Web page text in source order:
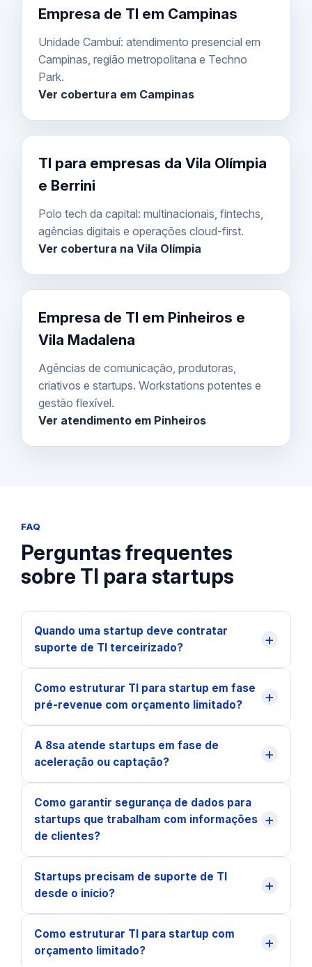
Empresa de TI em Campinas
Unidade Cambuí: atendimento presencial em
Campinas, região metropolitana e Techno
Park.
Ver cobertura em Campinas
TI para empresas da Vila Olímpia
e Berrini
Polo tech da capital: multinacionais, fintechs,
agências digitais e operações cloud-first.
Ver cobertura na Vila Olímpia
Empresa de TI em Pinheiros e
Vila Madalena
Agências de comunicação, produtoras,
criativos e startups. Workstations potentes e
gestão flexível.
Ver atendimento em Pinheiros
FAQ
Perguntas frequentes
sobre TI para startups
Quando uma startup deve contratar
suporte de TI terceirizado?
+
Como estruturar TI para startup em fase
pré-revenue com orçamento limitado?
+
A 8sa atende startups em fase de
aceleração ou captação?
+
Como garantir segurança de dados para
startups que trabalham com informações
de clientes?
+
Startups precisam de suporte de TI
desde o início?
+
Como estruturar TI para startup com
orçamento limitado?
+